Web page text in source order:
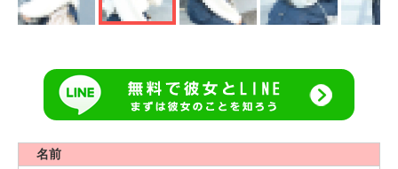
名前